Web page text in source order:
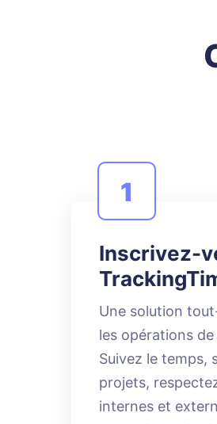
1
Inscrivez-
Une solution
les opérations
Suivez le temps,
projets,
internes et